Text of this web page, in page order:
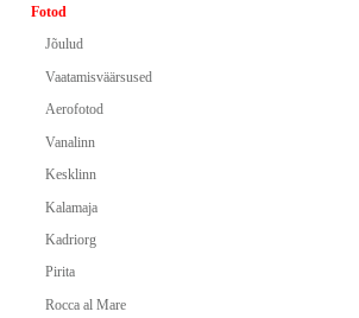
Fotod
Jõulud
Vaatamisväärsused
Aerofotod
Vanalinn
Kesklinn
Kalamaja
Kadriorg
Pirita
Rocca al Mare